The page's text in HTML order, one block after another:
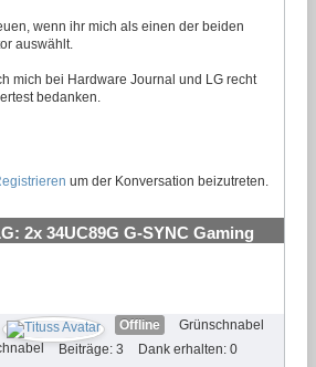
wenn ihr mich als einen der beiden
auswählt.
mich bei Hardware Journal und LG recht
bedanken.
um der Konversation beizutreten.
2x 34UC89G G-SYNC Gaming
Offline
Grünschnabel
Beiträge: 3
Dank erhalten: 0